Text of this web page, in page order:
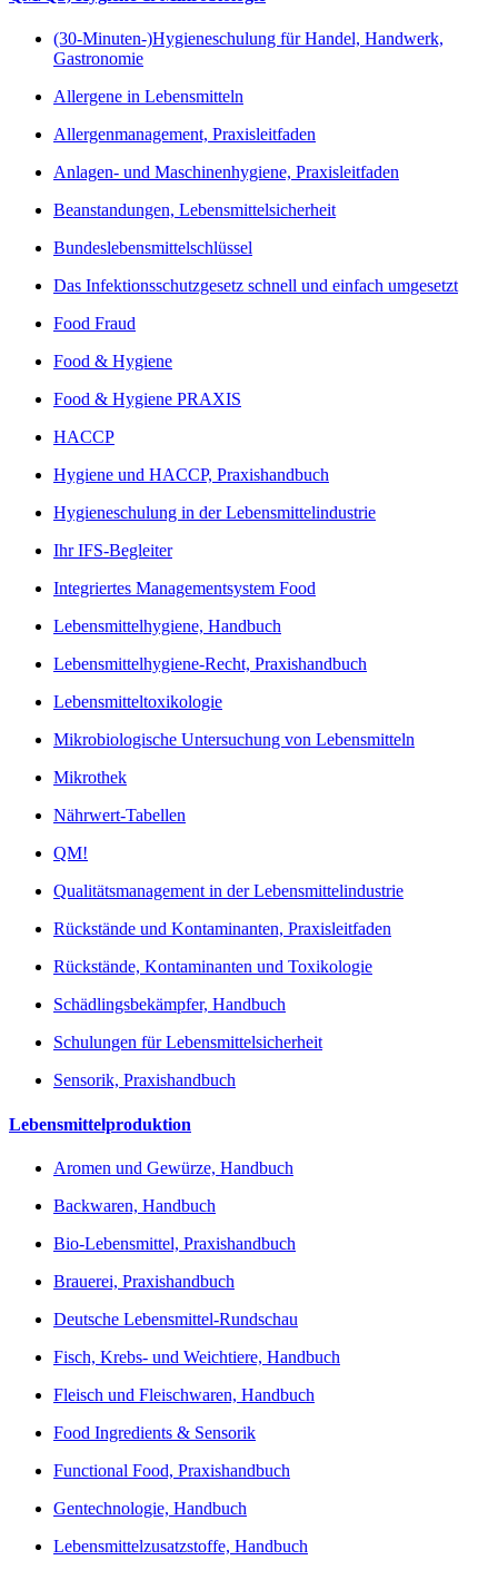
(30-Minuten-)Hygieneschulung für Handel, Handwerk,
Gastronomie
Allergene in Lebensmitteln
Allergenmanagement, Praxisleitfaden
Anlagen- und Maschinenhygiene, Praxisleitfaden
Beanstandungen, Lebensmittelsicherheit
Bundeslebensmittelschlüssel
Das Infektionsschutzgesetz schnell und einfach umgesetzt
Food Fraud
Food & Hygiene
Food & Hygiene PRAXIS
HACCP
Hygiene und HACCP, Praxishandbuch
Hygieneschulung in der Lebensmittelindustrie
Ihr IFS-Begleiter
Integriertes Managementsystem Food
Lebensmittelhygiene, Handbuch
Lebensmittelhygiene-Recht, Praxishandbuch
Lebensmitteltoxikologie
Mikrobiologische Untersuchung von Lebensmitteln
Mikrothek
Nährwert-Tabellen
QM!
Qualitätsmanagement in der Lebensmittelindustrie
Rückstände und Kontaminanten, Praxisleitfaden
Rückstände, Kontaminanten und Toxikologie
Schädlingsbekämpfer, Handbuch
Schulungen für Lebensmittelsicherheit
Sensorik, Praxishandbuch
Lebensmittelproduktion
Aromen und Gewürze, Handbuch
Backwaren, Handbuch
Bio-Lebensmittel, Praxishandbuch
Brauerei, Praxishandbuch
Deutsche Lebensmittel-Rundschau
Fisch, Krebs- und Weichtiere, Handbuch
Fleisch und Fleischwaren, Handbuch
Food Ingredients & Sensorik
Functional Food, Praxishandbuch
Gentechnologie, Handbuch
Lebensmittelzusatzstoffe, Handbuch